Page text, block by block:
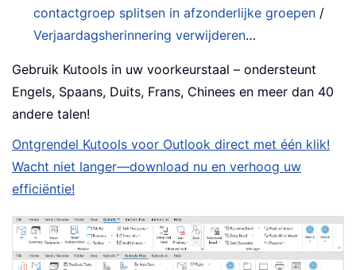
contactgroep splitsen in afzonderlijke groepen /
Verjaardagsherinnering verwijderen…
Gebruik Kutools in uw voorkeurstaal – ondersteunt
Engels, Spaans, Duits, Frans, Chinees en meer dan 40
andere talen!
Ontgrendel Kutools voor Outlook direct met één klik!
Wacht niet langer—download nu en verhoog uw
efficiëntie!